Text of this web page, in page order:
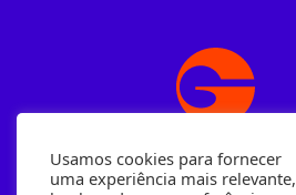
Usamos cookies para fornecer
uma experiência mais relevante,